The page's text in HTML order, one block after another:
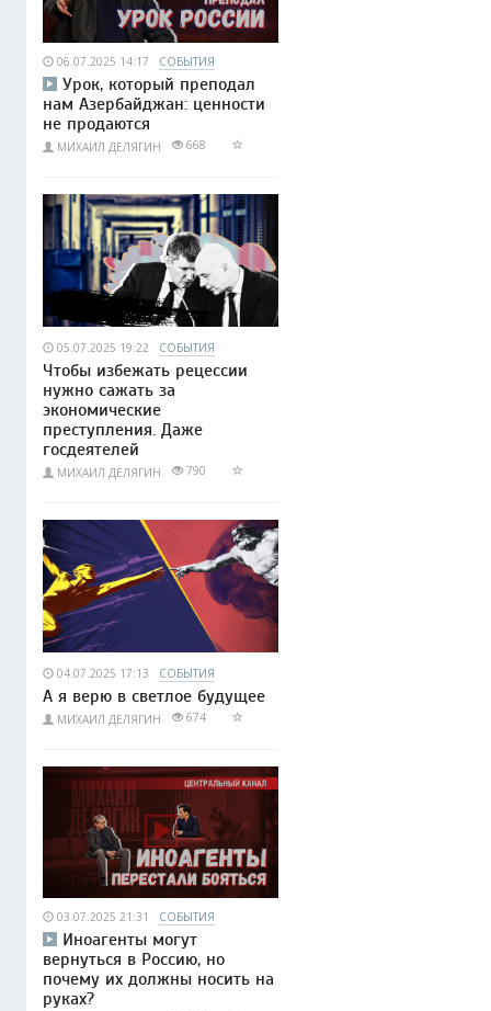
06.07.2025 14:17 СОБЫТИЯ
Урок, который преподал
нам Азербайджан: ценности
не продаются
МИХАИЛ ДЕЛЯГИН 668
05.07.2025 19:22 СОБЫТИЯ
Чтобы избежать рецессии
нужно сажать за
экономические
преступления. Даже
госдеятелей
МИХАИЛ ДЕЛЯГИН 790
04.07.2025 17:13 СОБЫТИЯ
А я верю в светлое будущее
МИХАИЛ ДЕЛЯГИН 674
03.07.2025 21:31 СОБЫТИЯ
Иноагенты могут
вернуться в Россию, но
почему их должны носить на
руках?